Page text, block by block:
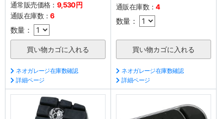
通常販売価格： 9,530円
通販在庫数：6
数量：
ネオガレージ在庫数確認
詳細ページ
通販在庫数：4
数量：
ネオガレージ在庫数確認
詳細ページ